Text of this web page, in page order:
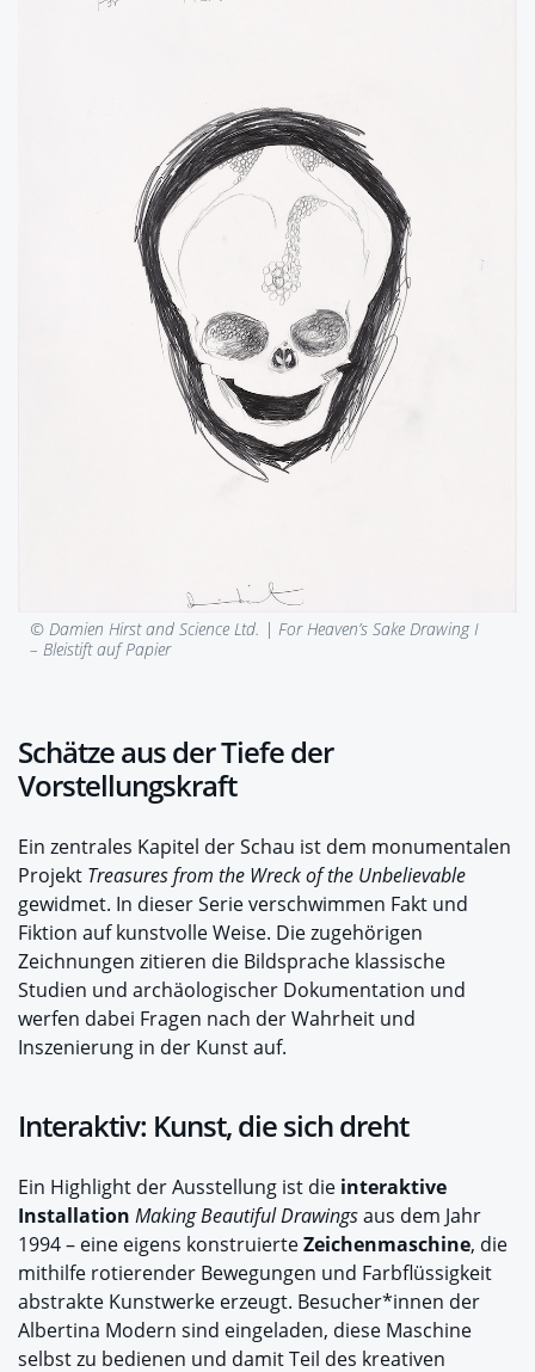
© Damien Hirst and Science Ltd. | For Heaven’s Sake Drawing I
– Bleistift auf Papier
Schätze aus der Tiefe der
Vorstellungskraft
Ein zentrales Kapitel der Schau ist dem monumentalen
Projekt Treasures from the Wreck of the Unbelievable
gewidmet. In dieser Serie verschwimmen Fakt und
Fiktion auf kunstvolle Weise. Die zugehörigen
Zeichnungen zitieren die Bildsprache klassische
Studien und archäologischer Dokumentation und
werfen dabei Fragen nach der Wahrheit und
Inszenierung in der Kunst auf.
Interaktiv: Kunst, die sich dreht
Ein Highlight der Ausstellung ist die interaktive
Installation Making Beautiful Drawingsaus dem Jahr
1994 – eine eigens konstruierteZeichenmaschine, die
mithilfe rotierender Bewegungen und Farbflüssigkeit
abstrakte Kunstwerke erzeugt. Besucher*innen der
Albertina Modern sind eingeladen, diese Maschine
selbst zu bedienen und damit Teil des kreativen